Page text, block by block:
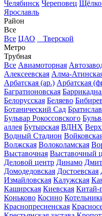
Челябинск Череповец
Ярославль
Район
Все
Все ЦАО
Тверской
Метро
Трубная
Все Авиамоторная
Алексеевская Алма-
Арбатская (ар.) Арбатская
Багратионовская
Белорусская Беляево
Ботанический Сад
Бульвар Рокоссовского
аллея Бутырская ВДНХ
Водный Стадион
Волжская Волоколамская
Выставочная Выставочный
Деловой центр Динамо
Домодедовская Достоевская
Измайловская Калужская
Каширская Киевская Китай-
Коньково Косино
Краснопресненская